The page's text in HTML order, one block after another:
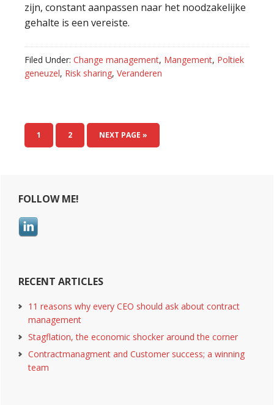
zijn, constant aanpassen naar het noodzakelijke
gehalte is een vereiste.
Filed Under: Change management, Mangement, Poltiek
geneuzel, Risk sharing, Veranderen
PAGE
1 PAGE
2 NEXT PAGE »
Primary
Sidebar
FOLLOW ME!
RECENT ARTICLES
11 reasons why every CEO should ask about contract
management
Stagflation, the economic shocker around the corner
Contractmanagment and Customer success; a winning
team